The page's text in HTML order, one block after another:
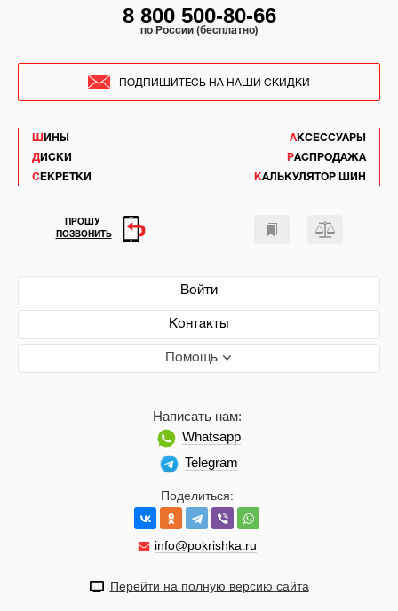
ШИНЫ
ДИСКИ
СЕКРЕТКИ
АКСЕССУАРЫ
РАСПРОДАЖА
КАЛЬКУЛЯТОР ШИН
Войти
Контакты
Помощь
Поделиться:
info@pokrishka.ru
Написать нам:
Whatsapp
Telegram
8 800 500-80-66
по России (бесплатно)
ПОДПИШИТЕСЬ НА НАШИ СКИДКИ
ПРОШУ
ПОЗВОНИТЬ
Перейти на полную версию сайта